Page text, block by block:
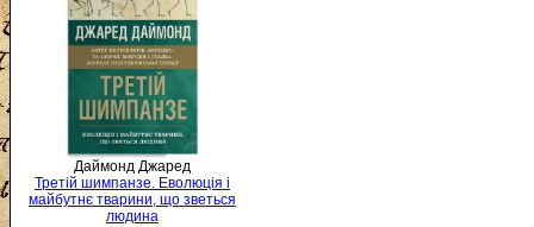
Даймонд Джаред
Третій шимпанзе. Еволюція і
майбутнє тварини, що зветься
людина